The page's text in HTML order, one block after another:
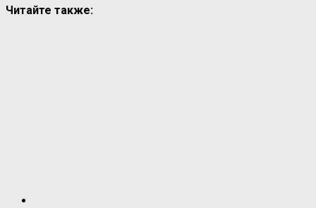
Читайте также: